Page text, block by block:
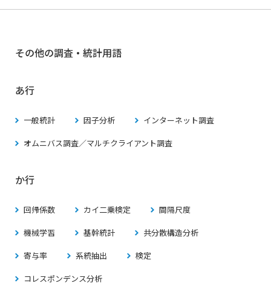
その他の調査・統計用語
あ行
一般統計 因子分析
インターネット調査
オムニバス調査／マルチクライアント調査
か行
回帰係数 カイ二乗検定
間隔尺度
機械学習
基幹統計
共分散構造分析
寄与率
系統抽出
検定
コレスポンデンス分析